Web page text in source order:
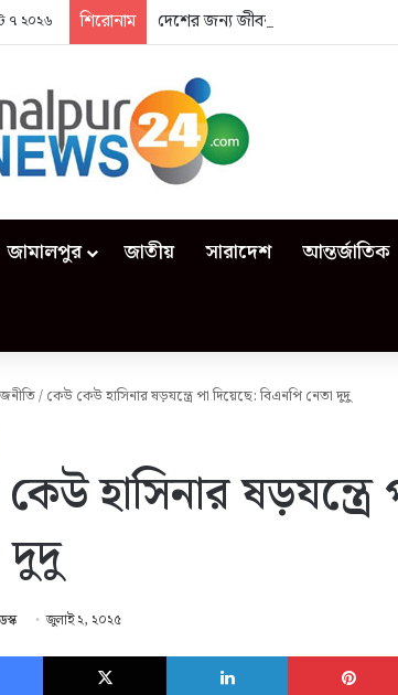
৭ ২০২৬ শিরোনাম দেশের জন্য জীবন দিলেন জসিম:
জামালপুর জাতীয় সারাদেশ আন্তর্জাতিক
/কেউ কেউ হাসিনার ষড়যন্ত্রে পা দিয়েছে: বিএনপি নেতা দুদু
হাসিনার ষড়যন্ত্রে
দুদু
জুলাই ২, ২০২৫
Facebook X LinkedIn